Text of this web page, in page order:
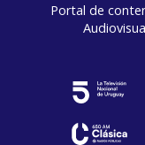
Portal de